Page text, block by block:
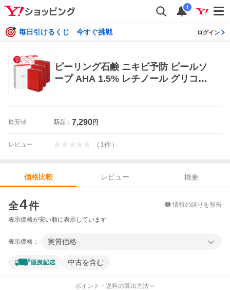
i
毎日引けるくじ 今すぐ挑戦 ログイン
ピーリング石鹸 ニキビ予防 ピールソ
ープ AHA 1.5% レチノール グリコー
最安値 新品： 7,290円
レビュー （1件）
価格比較 レビュー
概要
全4件 情報の誤りを報告
表示価格が安い順に表示しています
表示価格： 実質価格
中古を含む
ポイント・送料の算出方法